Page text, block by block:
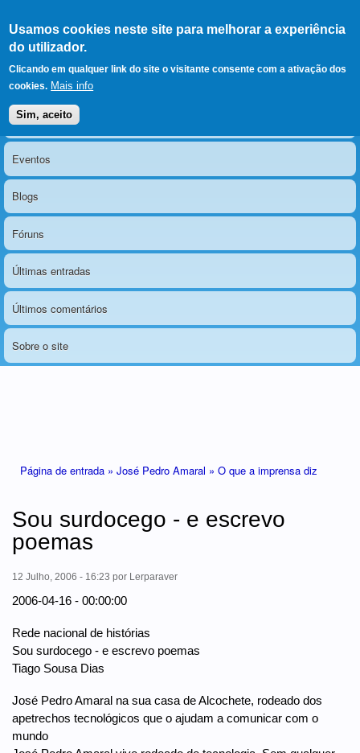
Usamos cookies neste site para melhorar a experiência
do utilizador.
Clicando em qualquer link do site o visitante consente com a ativação dos
cookies. Mais info
Sim, aceito
LERPARAVER , ir para a
página principal
O portal da visão diferente
Menu principal
Notícias
Eventos
Blogs
Fóruns
Últimas entradas
Últimos comentários
Sobre o site
Página de entrada » José Pedro Amaral » O que a imprensa diz
Sou surdocego - e escrevo
poemas
12 Julho, 2006 - 16:23 por Lerparaver
2006-04-16 - 00:00:00
Rede nacional de histórias
Sou surdocego - e escrevo poemas
Tiago Sousa Dias
José Pedro Amaral na sua casa de Alcochete, rodeado dos
apetrechos tecnológicos que o ajudam a comunicar com o
mundo